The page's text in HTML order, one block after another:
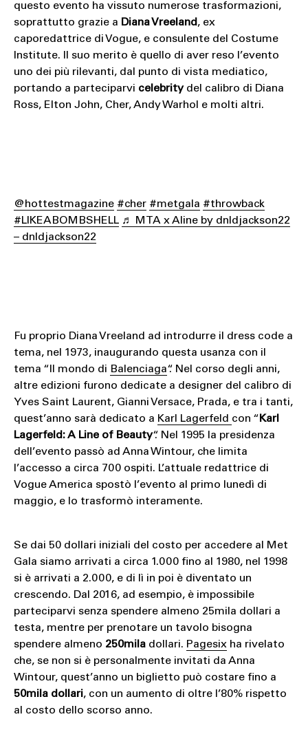
questo evento ha vissuto numerose trasformazioni,
soprattutto grazie a Diana Vreeland, ex
caporedattrice di Vogue, e consulente del Costume
Institute. Il suo merito è quello di aver reso l’evento
uno dei più rilevanti, dal punto di vista mediatico,
portando a parteciparvi celebritydel calibro di Diana
Ross, Elton John, Cher, Andy Warhol e molti altri.
@hottestmagazine #cher #metgala #throwback
#LIKEABOMBSHELL ♬ MTA x Aline by dnldjackson22
– dnldjackson22
Fu proprio Diana Vreeland ad introdurre il dress code a
tema, nel 1973, inaugurando questa usanza con il
tema “Il mondo di Balenciaga“. Nel corso degli anni,
altre edizioni furono dedicate a designer del calibro di
Yves Saint Laurent, Gianni Versace, Prada, e tra i tanti,
quest’anno sarà dedicato a Karl Lagerfeld con “ Karl
Lagerfeld: A Line of Beauty“. Nel 1995 la presidenza
dell’evento passò ad Anna Wintour, che limita
l’accesso a circa 700 ospiti. L’attuale redattrice di
Vogue America spostò l’evento al primo lunedì di
maggio, e lo trasformò interamente.
Se dai 50 dollari iniziali del costo per accedere al Met
Gala siamo arrivati a circa 1.000 fino al 1980, nel 1998
si è arrivati a 2.000, e di lì in poi è diventato un
crescendo. Dal 2016, ad esempio, è impossibile
parteciparvi senza spendere almeno 25mila dollari a
testa, mentre per prenotare un tavolo bisogna
spendere almeno 250miladollari. Pagesixha rivelato
che, se non si è personalmente invitati da Anna
Wintour, quest’anno un biglietto può costare fino a
50mila dollari, con un aumento di oltre l’80% rispetto
al costo dello scorso anno.